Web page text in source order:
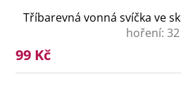
Tříbarevná vonná svíčka ve
hoření:
99 Kč